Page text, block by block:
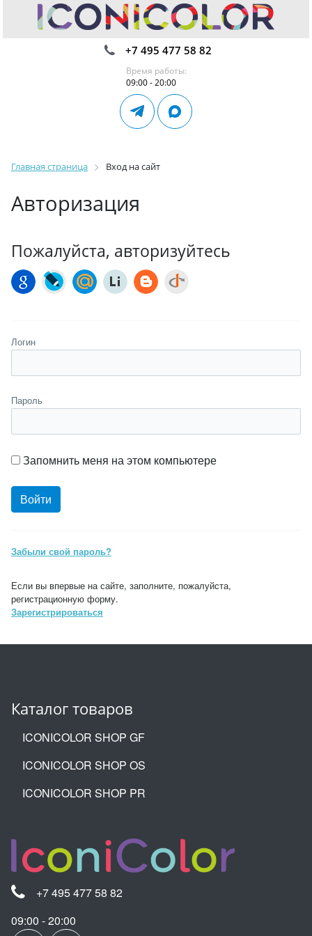
+7 495 477 58 82
Время работы:
09:00 - 20:00
Главная страница Вход на сайт
Авторизация
Пожалуйста, авторизуйтесь
Логин
Пароль
Запомнить меня на этом компьютере
Забыли свой пароль?
Если вы впервые на сайте, заполните, пожалуйста,
регистрационную форму.
Зарегистрироваться
Каталог товаров
ICONICOLOR SHOP GF
ICONICOLOR SHOP OS
ICONICOLOR SHOP PR
+7 495 477 58 82
09:00 - 20:00